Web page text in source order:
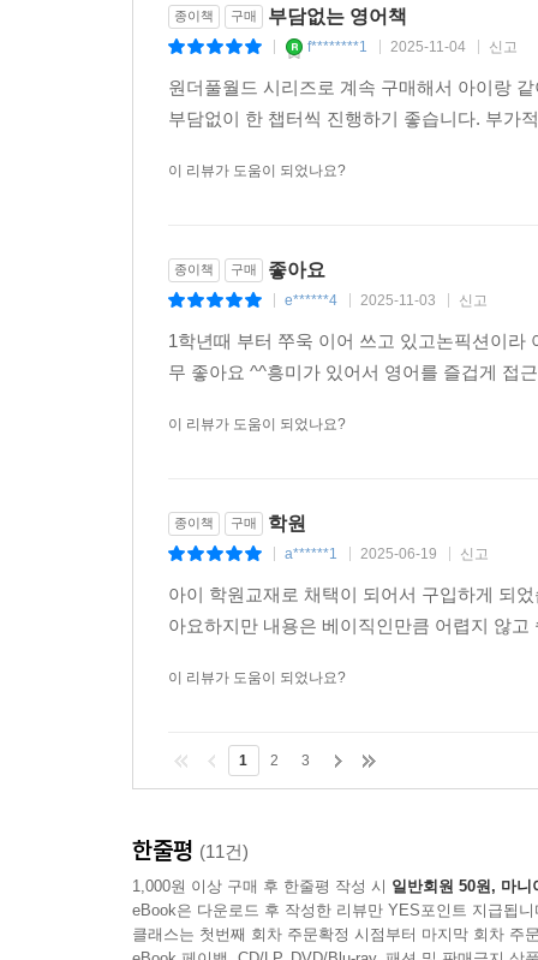
종이책 구매 부담없는 영어책
f********1 2025-11-04 신고
원더풀월드 시리즈로 계속 구매해서 아이랑
부담없이 한 챕터씩 진행하기 좋습니다. 부가
이 리뷰가 도움이 되었나요?
종이책 구매 좋아요
e******4 2025-11-03 신고
1학년때 부터 쭈욱 이어 쓰고 있고논픽션이
무 좋아요 ^^흥미가 있어서 영어를 즐겁게 접
이 리뷰가 도움이 되었나요?
종이책 구매 학원
a******1 2025-06-19 신고
아이 학원교재로 채택이 되어서 구입하게 되
아요하지만 내용은 베이직인만큼 어렵지 않
이 리뷰가 도움이 되었나요?
1 2 3
한줄평 (11건)
1,000원 이상 구매 후 한줄평 작성 시 일반회원 50원, 마니
eBook은 다운로드 후 작성한 리뷰만 YES포인트 지급됩니
클래스는 첫번째 회차 주문확정 시점부터 마지막 회차 주